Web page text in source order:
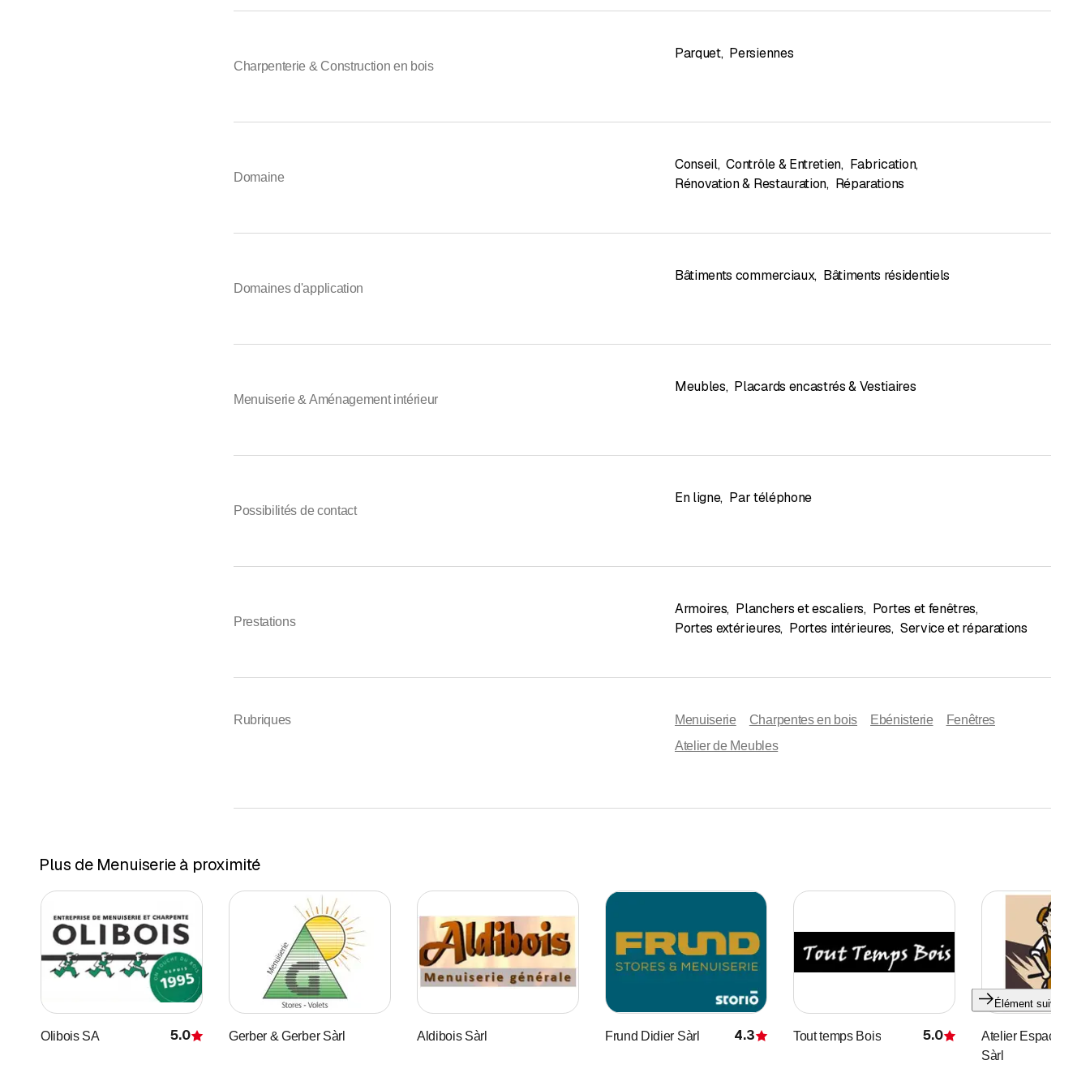
Charpenterie & Construction en bois
Parquet, Persiennes
Domaine
Conseil, Contrôle & Entretien, Fabrication,
Rénovation & Restauration, Réparations
Domaines d'application
Bâtiments commerciaux, Bâtiments résidentiels
Menuiserie & Aménagement intérieur
Meubles, Placards encastrés & Vestiaires
Possibilités de contact
En ligne, Par téléphone
Prestations
Armoires, Planchers et escaliers, Portes et fenêtres,
Portes extérieures, Portes intérieures, Service et réparations
Rubriques Menuiserie Charpentes en bois Ebénisterie
Fenêtres
Atelier de Meubles
Plus de Menuiserie à proximité
Olibois SA Évaluation
5.0 Gerber & Gerber Sàrl Aldibois Sàrl Frund Didier Sàrl Évaluation
4.3 Tout temps Bois Évaluation
5.0
Atelier Espace-Bois
Sàrl
Élément suivant